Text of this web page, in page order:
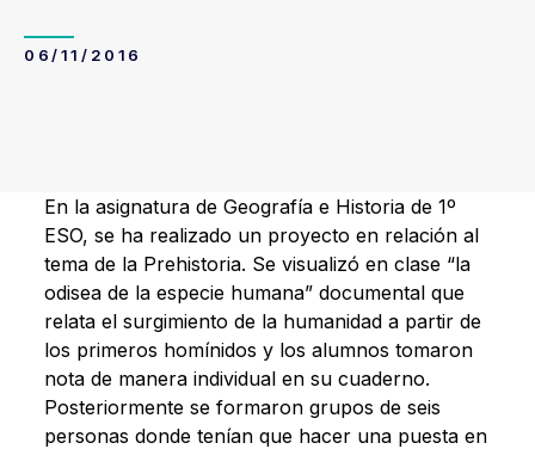
06/11/2016
En la asignatura de Geografía e Historia de 1º
ESO, se ha realizado un proyecto en relación al
tema de la Prehistoria. Se visualizó en clase “la
odisea de la especie humana” documental que
relata el surgimiento de la humanidad a partir de
los primeros homínidos y los alumnos tomaron
nota de manera individual en su cuaderno.
Posteriormente se formaron grupos de seis
personas donde tenían que hacer una puesta en